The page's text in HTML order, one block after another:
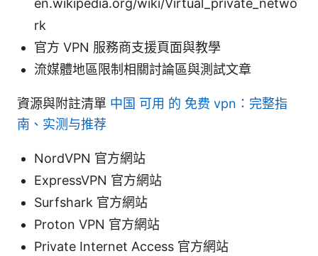
rk
官方 VPN 服務商支援頁面與教學
流媒體地區限制相關討論區與測試文章
資源與附註清單 中国 可用 的 免费 vpn：完整指
南、实测与推荐
NordVPN 官方網站
ExpressVPN 官方網站
Surfshark 官方網站
Proton VPN 官方網站
Private Internet Access 官方網站